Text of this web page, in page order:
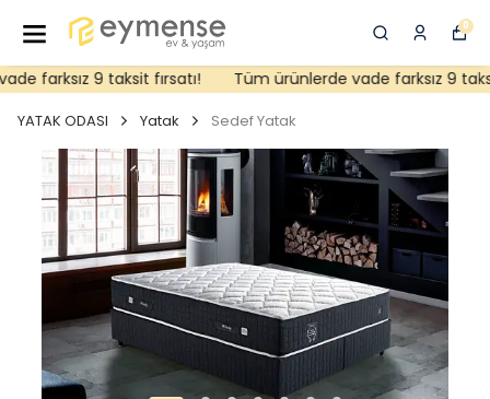
0
farksız 9 taksit fırsatı! Tüm ürünlerde vade farksız 9 taksit
YATAK ODASI Yatak Sedef Yatak